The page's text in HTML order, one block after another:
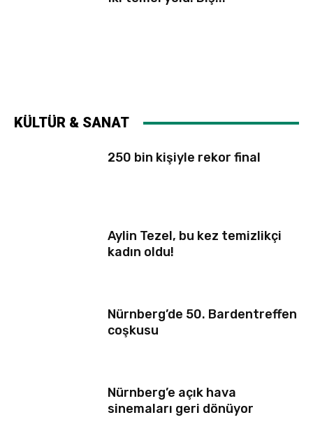
KÜLTÜR & SANAT
250 bin kişiyle rekor final
Aylin Tezel, bu kez temizlikçi
kadın oldu!
Nürnberg’de 50. Bardentreffen
coşkusu
Nürnberg’e açık hava
sinemaları geri dönüyor